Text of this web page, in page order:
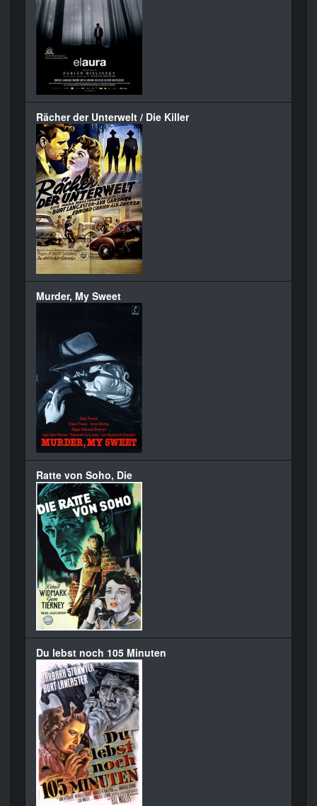
Rächer der Unterwelt / Die Killer
Murder, My Sweet
Ratte von Soho, Die
Du lebst noch 105 Minuten